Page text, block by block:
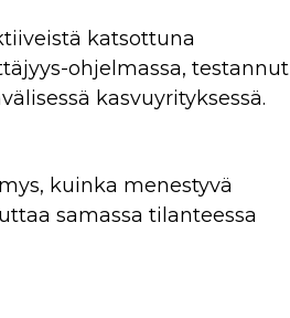
katsottuna
ohjelmassa, testannut
kasvuyrityksessä.
kuinka menestyvä
samassa tilanteessa